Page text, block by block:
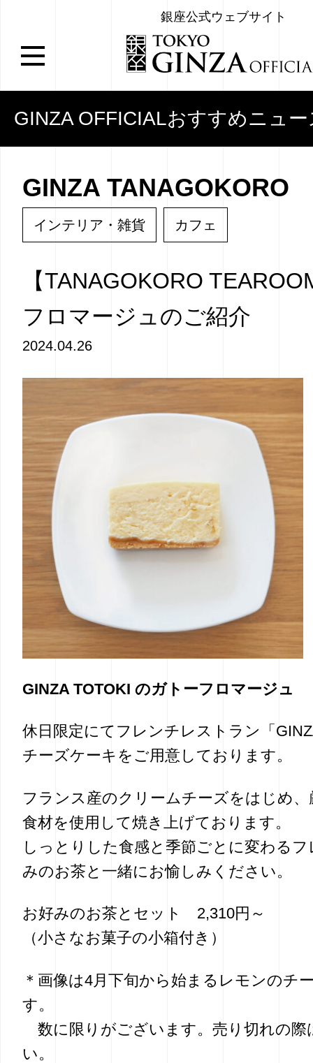
銀座公式ウェブサイト
GINZA OFFICIALおすすめニュー
GINZA TANAGOKORO
インテリア・雑貨 カフェ
【TANAGOKORO
フロマージュのご紹介
2024.04.26
GINZA TOTOKI のガトーフロマージュ
休日限定にてフレンチレストラン「
チーズケーキをご用意しております。
フランス産のクリームチーズをはじめ
食材を使用して焼き上げております。
しっとりした食感と季節ごとに変わる
みのお茶と一緒にお愉しみください。
お好みのお茶とセット 2,310円～
（小さなお菓子の小箱付き）
＊画像は4月下旬から始まるレモンのチ
す。
数に限りがございます。売り切れの際
い。